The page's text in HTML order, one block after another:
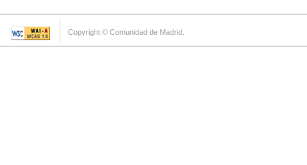
Copyright © Comunidad de Madrid.